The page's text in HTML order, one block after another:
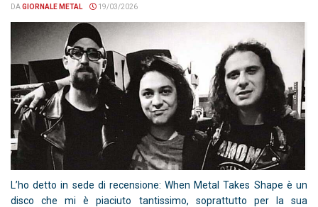
DAGIORNALE METAL 19/03/2026
L’ho detto in sede di recensione: When Metal Takes Shape è un
disco che mi è piaciuto tantissimo, soprattutto per la sua